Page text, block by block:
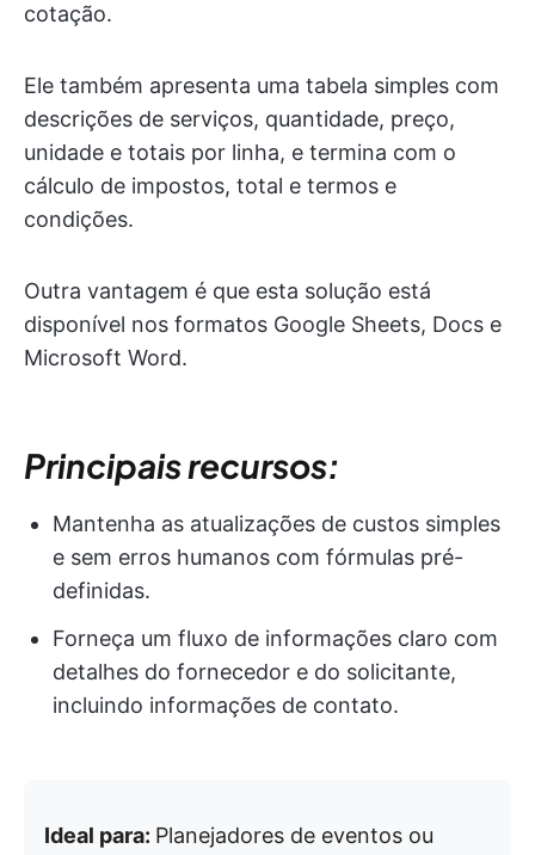
cotação.
Ele também apresenta uma tabela simples com
descrições de serviços, quantidade, preço,
unidade e totais por linha, e termina com o
cálculo de impostos, total e termos e
condições.
Outra vantagem é que esta solução está
disponível nos formatos Google Sheets, Docs e
Microsoft Word.
Principais recursos:
Mantenha as atualizações de custos simples
e sem erros humanos com fórmulas pré-
definidas.
Forneça um fluxo de informações claro com
detalhes do fornecedor e do solicitante,
incluindo informações de contato.
Ideal para: Planejadores de eventos ou